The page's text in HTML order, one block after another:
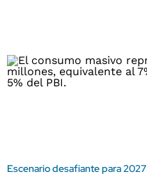
Escenario desafiante para 2027